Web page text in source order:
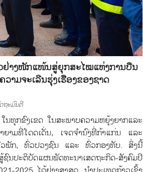
ຢ່າງໜັກແໜ້ນສູ່ຍຸກສະໄໝແຫ່ງການບືນ
າມຈະເລີນຮຸ່ງເຮືອງຂອງຊາດ
ຖະມົນຕີ
ທຸກຂົງເຂດ ໃນສະພາບຄວາມຫຍຸ້ງຍາກແລະ
າມທີ່ໂດດເດັ່ນ, ເຈດຈຳນົງທີ່ກ້າແກ່ນ ແລະ
ວພັກ, ທົ່ວປວງຊົນ ແລະ ທົ່ວກອງທັບ. ສິ່ງນີ້
ປະຕິບັດແຜນພັດທະນາເສດຖະກິດ-ສັງຄົມປີ